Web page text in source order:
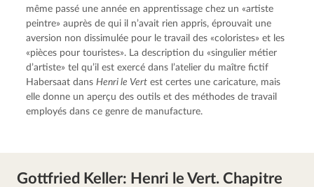
même passé une année en apprentissage chez un «artiste
peintre» auprès de qui il n’avait rien appris, éprouvait une
aversion non dissimulée pour le travail des «coloristes» et les
«pièces pour touristes». La description du «singulier métier
d’artiste» tel qu’il est exercé dans l’atelier du maître fictif
Habersaat dans Henri le Vert est certes une caricature, mais
elle donne un aperçu des outils et des méthodes de travail
employés dans ce genre de manufacture.
Gottfried Keller: Henri le Vert. Chapitre